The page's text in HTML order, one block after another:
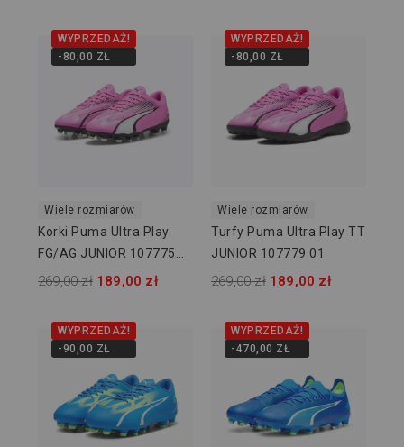
WYPRZEDAŻ!
-80,00 ZŁ
Wiele rozmiarów
Korki Puma Ultra Play
FG/AG JUNIOR 107775
01
269,00 zł 189,00 zł
WYPRZEDAŻ!
-80,00 ZŁ
Wiele rozmiarów
Turfy Puma Ultra Play TT
JUNIOR 107779 01
269,00 zł 189,00 zł
WYPRZEDAŻ!
-90,00 ZŁ
WYPRZEDAŻ!
-470,00 ZŁ